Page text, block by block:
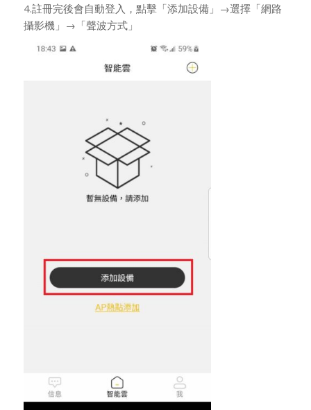
4.註冊完後會自動登入，點擊「添加設備」→選擇「網路
攝影機」→「聲波方式」